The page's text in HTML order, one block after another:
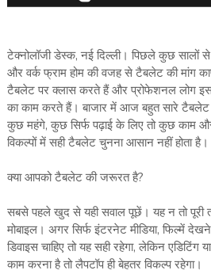
टेक्नोलॉजी डेस्क, नई दिल्ली। पिछले कुछ सालों से
और वर्क फ्राम होम की वजह से टैबलेट की मांग
टैबलेट पर क्लास करते हैं और प्रोफेशनल लोग
का काम करते हैं। बाजार में आज बहुत सारे
कुछ महंगे, कुछ सिर्फ पढ़ाई के लिए तो कुछ काम
विकल्पों में सही टैबलेट चुनना आसान नहीं होता है।
क्या आपको टैबलेट की जरूरत है?
सबसे पहले खुद से यही सवाल पूछें। यह न तो पूरी
मोबाइल। अगर सिर्फ इंटरनेट मीडिया, फिल्में
डिवाइस चाहिए तो यह सही रहेगा, लेकिन एडिटिंग
काम करना है तो लैपटॉप ही बेहतर विकल्प रहेगा।